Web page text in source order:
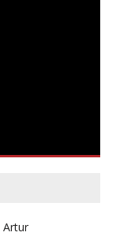
Artur